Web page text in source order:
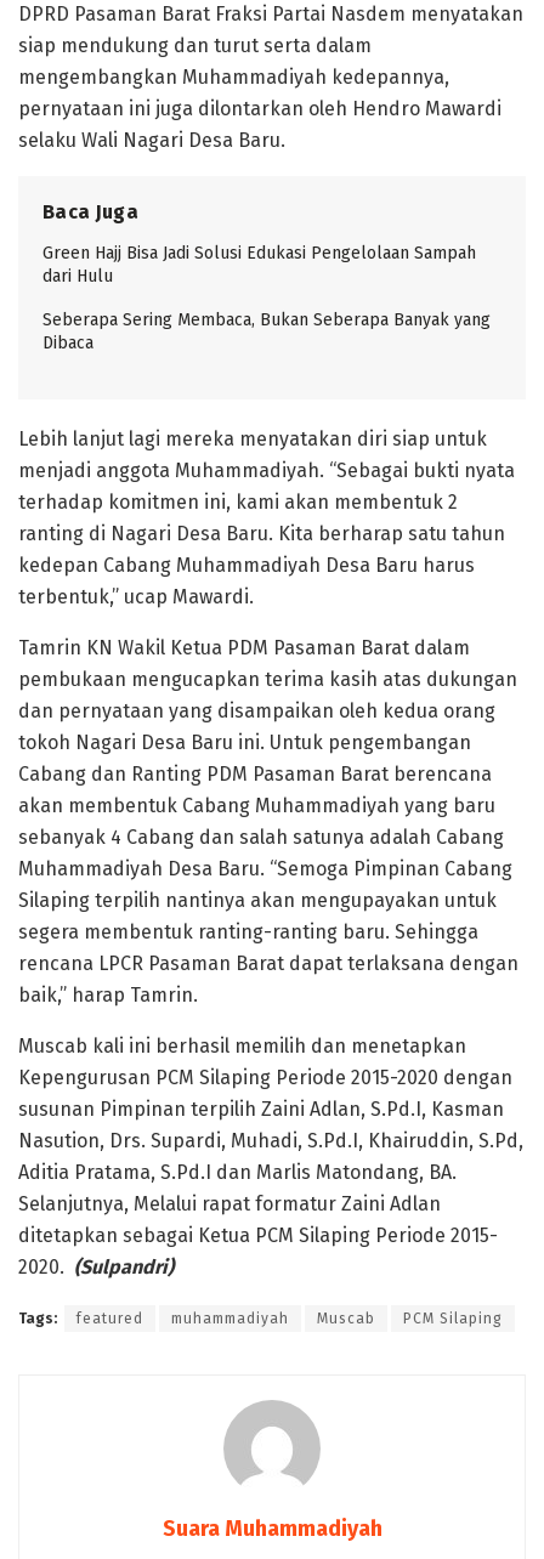
DPRD Pasaman Barat Fraksi Partai Nasdem menyatakan
siap mendukung dan turut serta dalam
mengembangkan Muhammadiyah kedepannya,
pernyataan ini juga dilontarkan oleh Hendro Mawardi
selaku Wali Nagari Desa Baru.
Baca Juga
Green Hajj Bisa Jadi Solusi Edukasi Pengelolaan Sampah
dari Hulu
Seberapa Sering Membaca, Bukan Seberapa Banyak yang
Dibaca
Lebih lanjut lagi mereka menyatakan diri siap untuk
menjadi anggota Muhammadiyah. “Sebagai bukti nyata
terhadap komitmen ini, kami akan membentuk 2
ranting di Nagari Desa Baru. Kita berharap satu tahun
kedepan Cabang Muhammadiyah Desa Baru harus
terbentuk,” ucap Mawardi.
Tamrin KN Wakil Ketua PDM Pasaman Barat dalam
pembukaan mengucapkan terima kasih atas dukungan
dan pernyataan yang disampaikan oleh kedua orang
tokoh Nagari Desa Baru ini. Untuk pengembangan
Cabang dan Ranting PDM Pasaman Barat berencana
akan membentuk Cabang Muhammadiyah yang baru
sebanyak 4 Cabang dan salah satunya adalah Cabang
Muhammadiyah Desa Baru. “Semoga Pimpinan Cabang
Silaping terpilih nantinya akan mengupayakan untuk
segera membentuk ranting-ranting baru. Sehingga
rencana LPCR Pasaman Barat dapat terlaksana dengan
baik,” harap Tamrin.
Muscab kali ini berhasil memilih dan menetapkan
Kepengurusan PCM Silaping Periode 2015-2020 dengan
susunan Pimpinan terpilih Zaini Adlan, S.Pd.I, Kasman
Nasution, Drs. Supardi, Muhadi, S.Pd.I, Khairuddin, S.Pd,
Aditia Pratama, S.Pd.I dan Marlis Matondang, BA.
Selanjutnya, Melalui rapat formatur Zaini Adlan
ditetapkan sebagai Ketua PCM Silaping Periode 2015-
2020. (Sulpandri)
Tags: featured muhammadiyah Muscab PCM Silaping
Suara Muhammadiyah